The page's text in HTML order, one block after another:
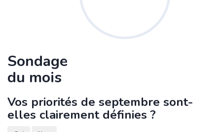
Sondage
du mois
Vos priorités de septembre sont-
elles clairement définies ?